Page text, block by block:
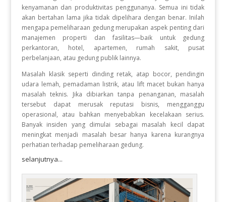
kenyamanan dan produktivitas penggunanya. Semua ini tidak
akan bertahan lama jika tidak dipelihara dengan benar. Inilah
mengapa pemeliharaan gedung merupakan aspek penting dari
manajemen properti dan fasilitas—baik untuk gedung
perkantoran, hotel, apartemen, rumah sakit, pusat
perbelanjaan, atau gedung publik lainnya.
Masalah klasik seperti dinding retak, atap bocor, pendingin
udara lemah, pemadaman listrik, atau lift macet bukan hanya
masalah teknis. Jika dibiarkan tanpa penanganan, masalah
tersebut dapat merusak reputasi bisnis, mengganggu
operasional, atau bahkan menyebabkan kecelakaan serius.
Banyak insiden yang dimulai sebagai masalah kecil dapat
meningkat menjadi masalah besar hanya karena kurangnya
perhatian terhadap pemeliharaan gedung.
selanjutnya...